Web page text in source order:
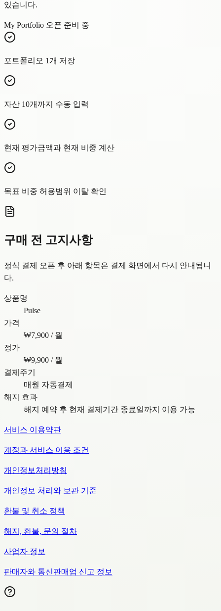
있습니다.
My Portfolio 오픈 준비 중
포트폴리오 1개 저장
자산 10개까지 수동 입력
현재 평가금액과 현재 비중 계산
목표 비중 허용범위 이탈 확인
구매 전 고지사항
정식 결제 오픈 후 아래 항목은 결제 화면에서 다시 안내됩니
다.
상품명
Pulse
가격
₩7,900 / 월
정가
₩9,900 / 월
결제주기
매월 자동결제
해지 효과
해지 예약 후 현재 결제기간 종료일까지 이용 가능
서비스 이용약관
계정과 서비스 이용 조건
개인정보처리방침
개인정보 처리와 보관 기준
환불 및 취소 정책
해지, 환불, 문의 절차
사업자 정보
판매자와 통신판매업 신고 정보